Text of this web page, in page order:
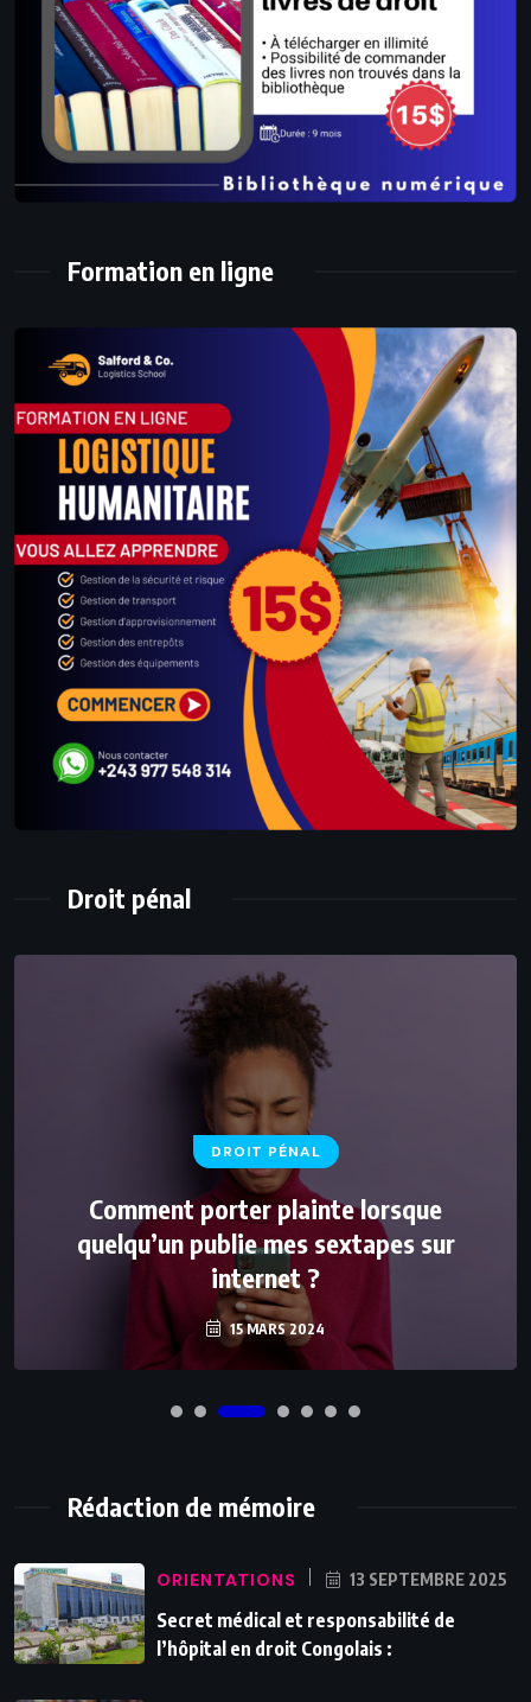
Formation en ligne
Droit pénal
DROIT PÉNAL
Comment porter plainte lorsque
quelqu’un publie mes sextapes sur
internet ?
15 MARS 2024
Rédaction de mémoire
ORIENTATIONS 13 SEPTEMBRE 2025
Secret médical et responsabilité de
l’hôpital en droit Congolais :